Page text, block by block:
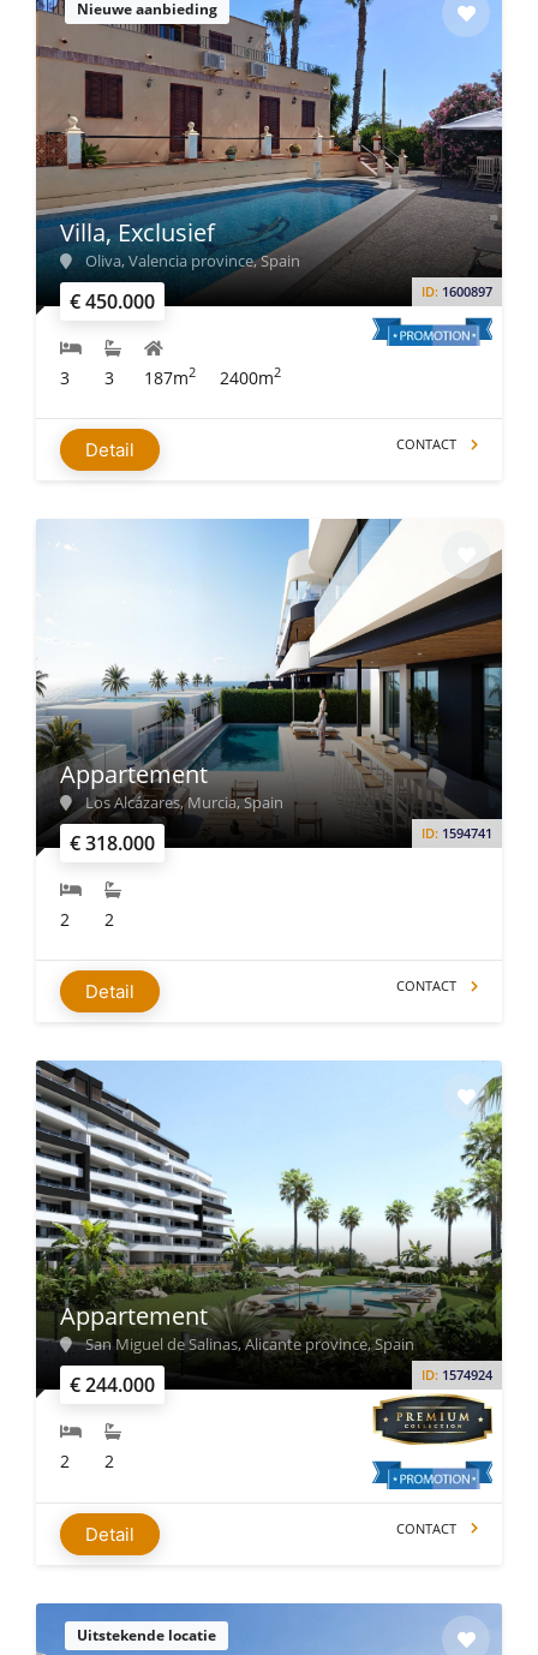
Nieuwe aanbieding
€ 450.000 ID: 1600897
Villa, Exclusief
Oliva, Valencia province, Spain
3 3 187m2 2400m2
Detail CONTACT
€ 318.000 ID: 1594741
Appartement
Los Alcázares, Murcia, Spain
2 2
Detail CONTACT
€ 244.000 ID: 1574924
Appartement
San Miguel de Salinas, Alicante province, Spain
2 2
Detail CONTACT
Uitstekende locatie